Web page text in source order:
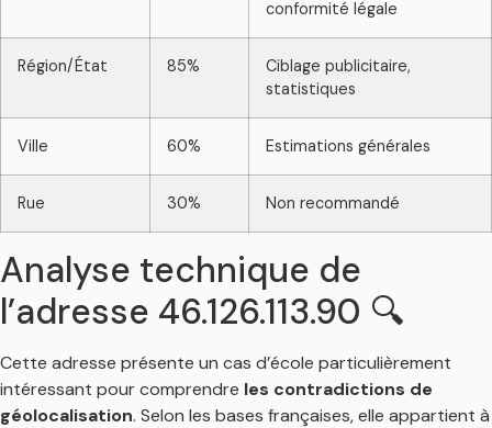
conformité légale
Région/État 85%
Ciblage publicitaire,
statistiques
Ville 60% Estimations générales
Rue 30% Non recommandé
Analyse technique de
l’adresse 46.126.113.90 🔍
Cette adresse présente un cas d’école particulièrement
intéressant pour comprendre les contradictions de
géolocalisation. Selon les bases françaises, elle appartient à